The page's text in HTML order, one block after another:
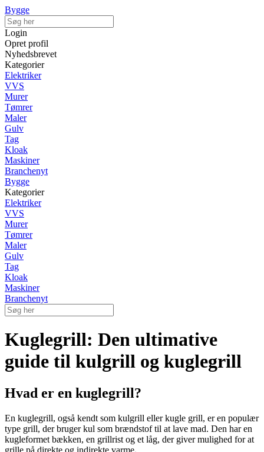
Bygge
Login
Opret profil
Nyhedsbrevet
Kategorier
Elektriker
VVS
Murer
Tømrer
Maler
Gulv
Tag
Kloak
Maskiner
Branchenyt
Bygge
Kategorier
Elektriker
VVS
Murer
Tømrer
Maler
Gulv
Tag
Kloak
Maskiner
Branchenyt
Kuglegrill: Den ultimative
guide til kulgrill og kuglegrill
Hvad er en kuglegrill?
En kuglegrill, også kendt som kulgrill eller kugle grill, er en populær
type grill, der bruger kul som brændstof til at lave mad. Den har en
kugleformet bækken, en grillrist og et låg, der giver mulighed for at
grille på direkte og indirekte varme.